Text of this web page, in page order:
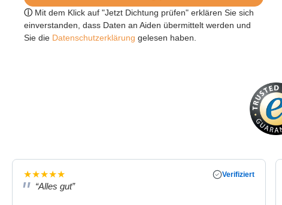
ⓘ Mit dem Klick auf "Jetzt Dichtung prüfen" erklären Sie sich
einverstanden, dass Daten an Aiden übermittelt werden und
Sie die Datenschutzerklärung gelesen haben.
★★★★★ Verifiziert
“Alles gut”